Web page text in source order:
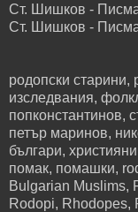
Ст. Шишков - Писма
Ст. Шишков - Писма
родопски старини,
изследвания,
попконстантинов,
петър маринов,
българи,
помак, помашки,
Bulgarian Muslims,
Rodopi, Rhodopes,